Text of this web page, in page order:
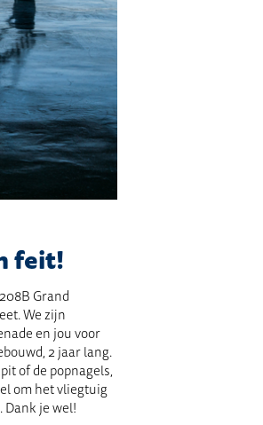
feit!
Grand
We zijn
en jou voor
2 jaar lang.
of de popnagels,
om het vliegtuig
je wel!